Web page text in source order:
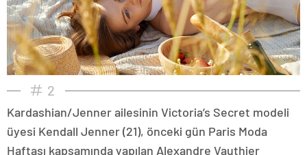
2
Kardashian/Jenner ailesinin Victoria’s Secret modeli
üyesi Kendall Jenner (21), önceki gün Paris Moda
Haftası kapsamında yapılan Alexandre Vauthier